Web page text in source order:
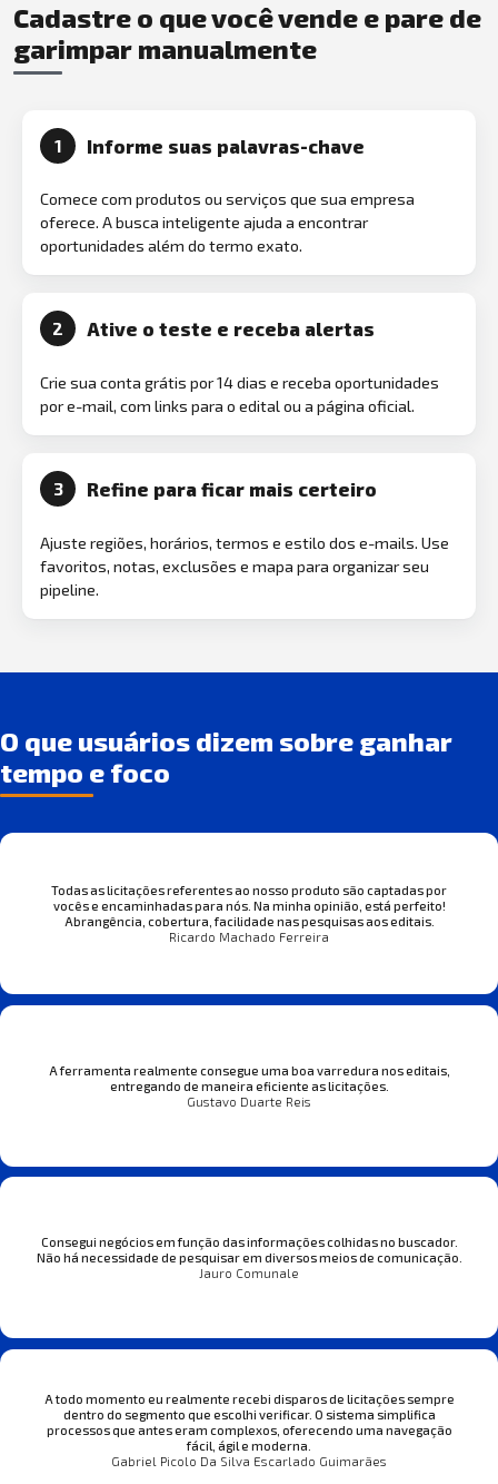
Cadastre o que você vende e pare de
garimpar manualmente
1 Informe suas palavras-chave
Comece com produtos ou serviços que sua empresa
oferece. A busca inteligente ajuda a encontrar
oportunidades além do termo exato.
2 Ative o teste e receba alertas
Crie sua conta grátis por 14 dias e receba oportunidades
por e-mail, com links para o edital ou a página oficial.
3 Refine para ficar mais certeiro
Ajuste regiões, horários, termos e estilo dos e-mails. Use
favoritos, notas, exclusões e mapa para organizar seu
pipeline.
O que usuários dizem sobre ganhar
tempo e foco
Todas as licitações referentes ao nosso produto são captadas por
vocês e encaminhadas para nós. Na minha opinião, está perfeito!
Abrangência, cobertura, facilidade nas pesquisas aos editais.
Ricardo Machado Ferreira
A ferramenta realmente consegue uma boa varredura nos editais,
entregando de maneira eficiente as licitações.
Gustavo Duarte Reis
Consegui negócios em função das informações colhidas no buscador.
Não há necessidade de pesquisar em diversos meios de comunicação.
Jauro Comunale
A todo momento eu realmente recebi disparos de licitações sempre
dentro do segmento que escolhi verificar. O sistema simplifica
processos que antes eram complexos, oferecendo uma navegação
fácil, ágil e moderna.
Gabriel Picolo Da Silva Escarlado Guimarães